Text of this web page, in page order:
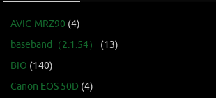
AVIC-MRZ90 (4)
baseband（2.1.54）
(13)
BIO (140)
Canon EOS 50D (4)